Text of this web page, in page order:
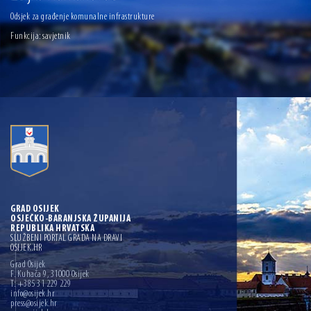
13.07.2026 | Ljetnim izdanjem Večeri vina i umjetnosti završen Vinski mjesec
07.07.2026 | Održana 8. sjednica Gradskog vijeća Grada Osijeka. Gradonačelnik
Radić istaknuo da je u osječke vrtiće upisan rekordan broj djece, te najavio cjelovitu
obnovu glavnog osječkog Trga Ante Starčevića
06.07.2026 | Brevis koncertom u Zlatnoj dvorani Musikvereina obilježio 30 godina
04.07.2026 | Zbog povoljnih vodostaja i pravodobnih mjera komarci ove godine pod
04.08.2026 | U Osijeku obilježen Dan pobjede i domovinske zahvalnosti i Dan
Odsjek za građenje komunalne infrastrukture
Funkcija: savjetnik
GRAD OSIJEK
OSJEČKO-BARANJSKA ŽUPANIJA
REPUBLIKA HRVATSKA
SLUŽBENI PORTAL GRADA NA DRAVI
OSIJEK.HR
Grad Osijek
F. Kuhača 9, 31000 Osijek
T: +385 31 229 229
info@osijek.hr
press@osijek.hr